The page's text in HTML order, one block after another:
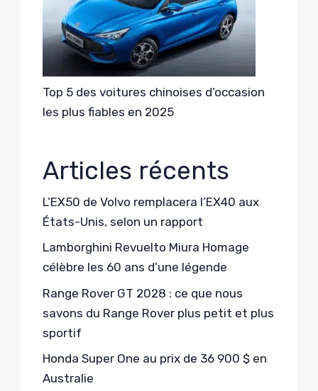
Top 5 des voitures chinoises d’occasion
les plus fiables en 2025
Articles récents
L’EX50 de Volvo remplacera l’EX40 aux
États-Unis, selon un rapport
Lamborghini Revuelto Miura Homage
célèbre les 60 ans d’une légende
Range Rover GT 2028 : ce que nous
savons du Range Rover plus petit et plus
sportif
Honda Super One au prix de 36 900 $ en
Australie